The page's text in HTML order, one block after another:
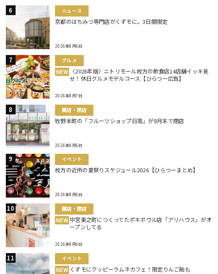
ニュース
京都のはちみつ専門店がくずモに。3日間限定
2026年8月6日
グルメ
NEW 〈2026年版〉ニトリモール枚方の飲食店14店舗イッキ見
せ！休日グルメモデルコース【ひらつー広告】
2026年8月7日
開店・閉店
牧野本町の「フルーツショップ日高」が8月末で閉店
2026年8月6日
イベント
枚方の近所の夏祭りスケジュール2026【ひらつーまとめ】
2026年8月6日
開店・閉店
NEW 中宮東之町につくってたポキボウル店「アリハウス」がオ
ープンしてる
2026年8月6日
イベント
NEW くずモにクッピーラムネカフェ！限定りんご飴も